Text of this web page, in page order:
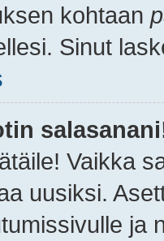
kohtaan
Sinut
Vaikka
uusiksi.
ja